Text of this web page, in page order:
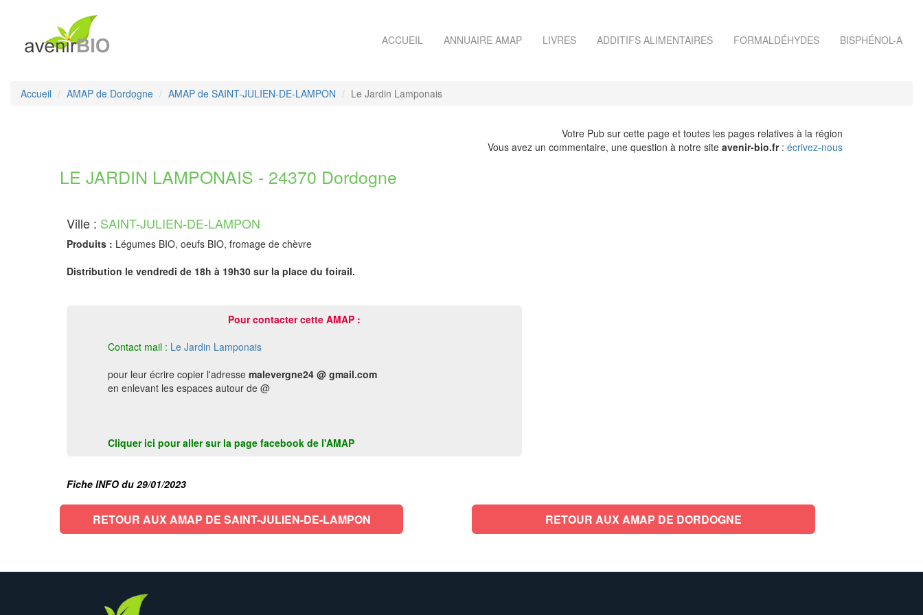
ACCUEIL ANNUAIRE AMAP LIVRES ADDITIFS ALIMENTAIRES FORMALDÉHYDES BISPHÉNOL-A
Accueil AMAP de Dordogne AMAP de SAINT-JULIEN-DE-LAMPON Le Jardin Lamponais
Votre Pub sur cette page et toutes les pages relatives à la région
Vous avez un commentaire, une question à notre site avenir-bio.fr: écrivez-nous
LE JARDIN LAMPONAIS - 24370 Dordogne
Ville : SAINT-JULIEN-DE-LAMPON
Produits : Légumes BIO, oeufs BIO, fromage de chèvre
Distribution le vendredi de 18h à 19h30 sur la place du foirail.
Pour contacter cette AMAP :
Contact mail : Le Jardin Lamponais
pour leur écrire copier l'adresse malevergne24 @ gmail.com
en enlevant les espaces autour de @
Cliquer ici pour aller sur la page facebook de l'AMAP
Fiche INFO du 29/01/2023
RETOUR AUX AMAP DE SAINT-JULIEN-DE-LAMPON RETOUR AUX AMAP DE DORDOGNE